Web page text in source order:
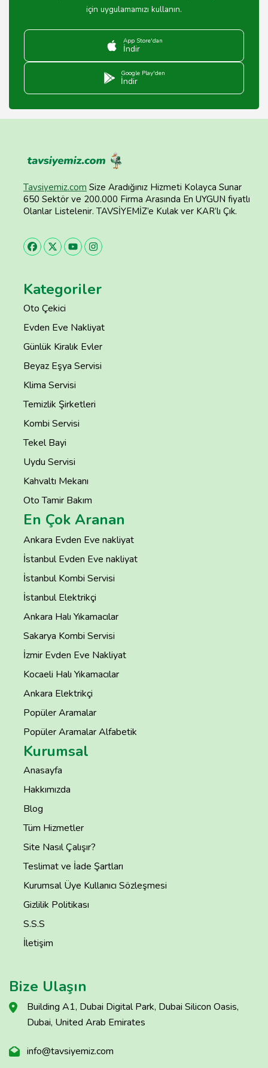
için uygulamamızı kullanın.
App Store'dan
İndir
Google Play'den
İndir
Tavsiyemiz.com Size Aradığınız Hizmeti Kolayca Sunar
650 Sektör ve 200.000 Firma Arasında En UYGUN fiyatlı
Olanlar Listelenir. TAVSİYEMİZ’e Kulak ver KAR’lı Çık.
Kategoriler
Oto Çekici
Evden Eve Nakliyat
Günlük Kiralık Evler
Beyaz Eşya Servisi
Klima Servisi
Temizlik Şirketleri
Kombi Servisi
Tekel Bayi
Uydu Servisi
Kahvaltı Mekanı
Oto Tamir Bakım
En Çok Aranan
Ankara Evden Eve nakliyat
İstanbul Evden Eve nakliyat
İstanbul Kombi Servisi
İstanbul Elektrikçi
Ankara Halı Yıkamacılar
Sakarya Kombi Servisi
İzmir Evden Eve Nakliyat
Kocaeli Halı Yıkamacılar
Ankara Elektrikçi
Popüler Aramalar
Popüler Aramalar Alfabetik
Kurumsal
Anasayfa
Hakkımızda
Blog
Tüm Hizmetler
Site Nasıl Çalışır?
Teslimat ve İade Şartları
Kurumsal Üye Kullanıcı Sözleşmesi
Gizlilik Politikası
S.S.S
İletişim
Bize Ulaşın
Building A1, Dubai Digital Park, Dubai Silicon Oasis,
Dubai, United Arab Emirates
info@tavsiyemiz.com